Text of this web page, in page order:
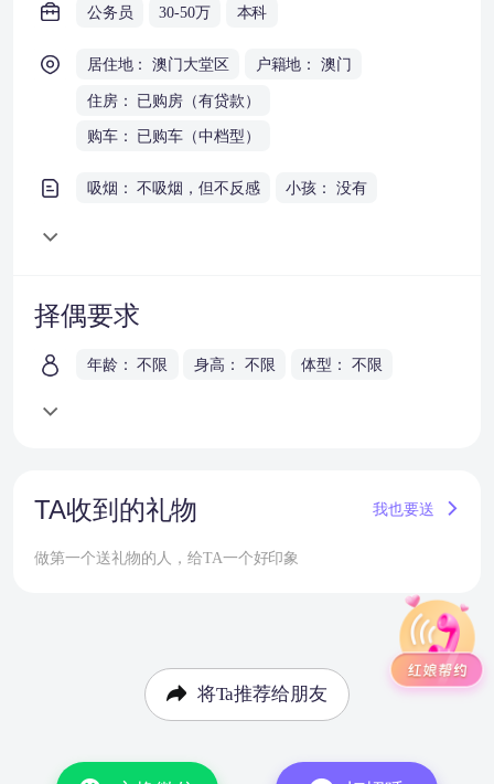
公务员 30-50万 本科
居住地： 澳门大堂区 户籍地： 澳门
住房： 已购房（有贷款）
购车： 已购车（中档型）
吸烟： 不吸烟，但不反感 小孩： 没有
择偶要求
年龄： 不限 身高： 不限 体型： 不限
TA收到的礼物 我也要送
做第一个送礼物的人，给TA一个好印象
将Ta推荐给朋友